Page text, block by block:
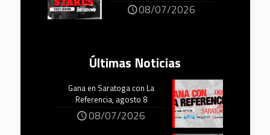
08/07/2026
Últimas Noticias
Gana en Saratoga con La
Referencia, agosto 8
08/07/2026